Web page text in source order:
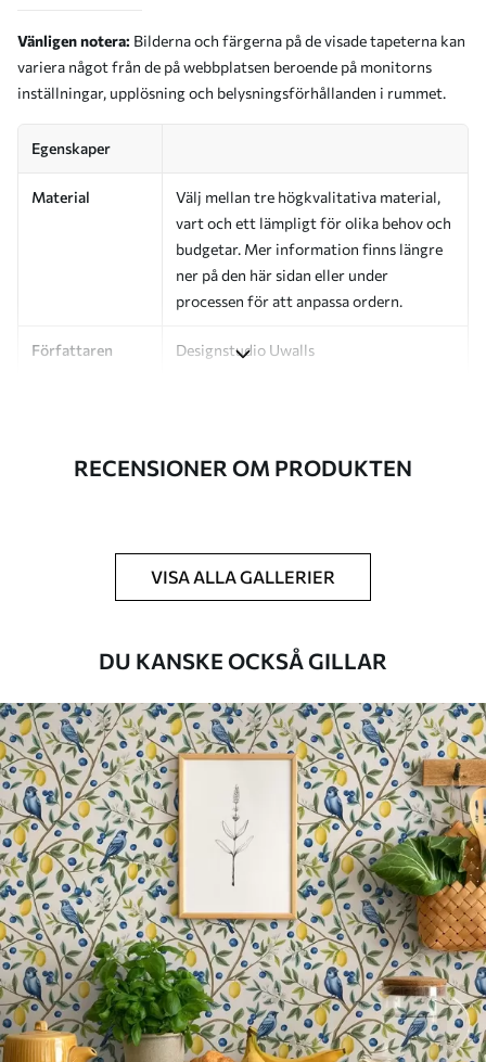
Vänligen notera: Bilderna och färgerna på de visade tapeterna kan
variera något från de på webbplatsen beroende på monitorns
inställningar, upplösning och belysningsförhållanden i rummet.
Egenskaper
Material
Välj mellan tre högkvalitativa material,
vart och ett lämpligt för olika behov och
budgetar. Mer information finns längre
ner på den här sidan eller under
processen för att anpassa ordern.
Författaren Designstudio Uwalls
Du kan lägga till ett lackskikt och/eller
Rengöring
Tapeten kan rengöras försiktigt med en
rengöras med vatten.
Tillämpningsmetod Sömlös applikation
Tillgängliga material
Standard
498.33 299.00Kr/m²
Premium
631.67379.00Kr/m²
RECENSIONER OM PRODUKTEN
VISA ALLA GALLERIER
DU KANSKE OCKSÅ GILLAR